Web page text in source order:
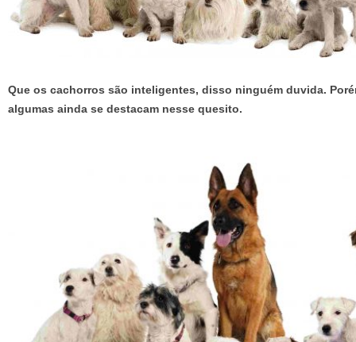
Que os cachorros são inteligentes, disso ninguém duvida.
algumas ainda se destacam nesse quesito.